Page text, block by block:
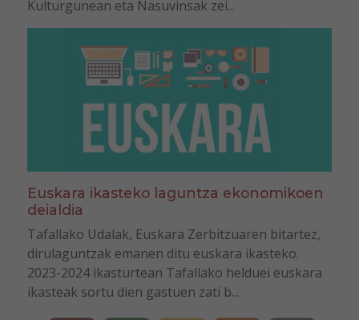
Kulturgunean eta Nasuvinsak zei...
Euskara ikasteko laguntza ekonomikoen
deialdia
Tafallako Udalak, Euskara Zerbitzuaren bitartez,
dirulaguntzak emanen ditu euskara ikasteko.
2023-2024 ikasturtean Tafallako helduei euskara
ikasteak sortu dien gastuen zati b...